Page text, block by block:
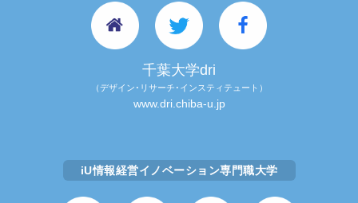
千葉大学dri
（デザイン･リサーチ･インスティテュート）
www.dri.chiba-u.jp
iU情報経営イノベーション専門職大学